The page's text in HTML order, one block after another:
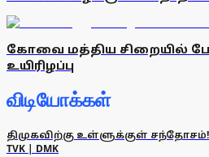
கோவை மத்திய சிறையில்
உயிரிழப்பு
விடியோக்கள்
திமுகவிற்கு உள்ளுக்குள்
TVK | DMK